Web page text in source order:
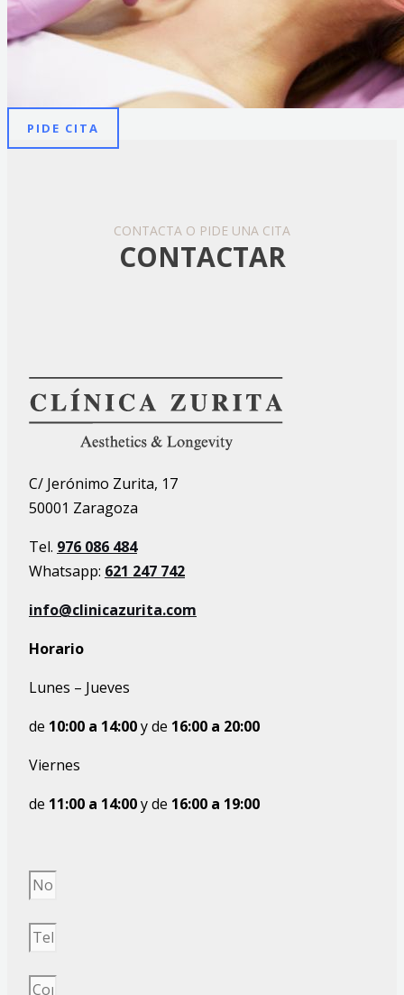
PIDE CITA
CONTACTA O PIDE UNA CITA
CONTACTAR
C/ Jerónimo Zurita, 17
50001 Zaragoza
Tel. 976 086 484
Whatsapp: 621 247 742
info@clinicazurita.com
Horario
Lunes – Jueves
de 10:00 a 14:00y de 16:00 a 20:00
Viernes
de 11:00 a 14:00y de 16:00 a 19:00